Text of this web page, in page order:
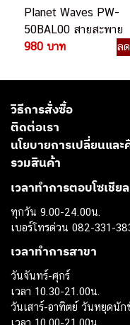
Planet Waves PW-
50BAL00 สายสะพาย
980 บาท
ล
วิธีการสั่งซื้อ
ติดต่อเรา
นโยบายการเปลี่ยนแล
รวมสินค้า
เวลาทำการตอบโซเชียล
ทุกวัน 9.00-24.00น.
เบอร์โทรด่วน 082-331-
เวลาทำการสาขา
วันจันทร์-ศุกร์
เวลา 10.30-21.00น.
วันเสาร์-อาทิตย์ วันหยุดนั
เวลา 10.00-21.00น.